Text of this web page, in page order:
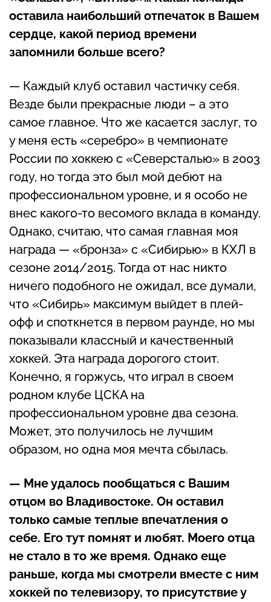
оставила наибольший отпечаток в Вашем
сердце, какой период времени
запомнили больше всего?
— Каждый клуб оставил частичку себя.
Везде были прекрасные люди – а это
самое главное. Что же касается заслуг, то
у меня есть «серебро» в чемпионате
России по хоккею с «Северсталью» в 2003
году, но тогда это был мой дебют на
профессиональном уровне, и я особо не
внес какого-то весомого вклада в команду.
Однако, считаю, что самая главная моя
награда — «бронза» с «Сибирью» в КХЛ в
сезоне 2014/2015. Тогда от нас никто
ничего подобного не ожидал, все думали,
что «Сибирь» максимум выйдет в плей-
офф и споткнется в первом раунде, но мы
показывали классный и качественный
хоккей. Эта награда дорогого стоит.
Конечно, я горжусь, что играл в своем
родном клубе ЦСКА на
профессиональном уровне два сезона.
Может, это получилось не лучшим
образом, но одна моя мечта сбылась.
— Мне удалось пообщаться с Вашим
отцом во Владивостоке. Он оставил
только самые теплые впечатления о
себе. Его тут помнят и любят. Моего отца
не стало в то же время. Однако еще
раньше, когда мы смотрели вместе с ним
хоккей по телевизору, то присутствие у